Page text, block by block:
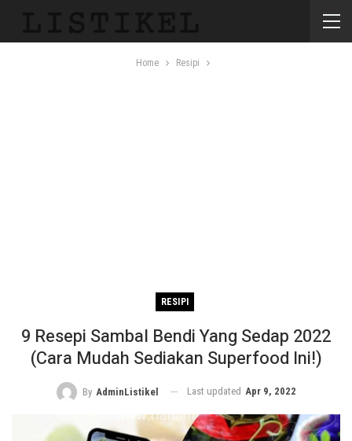
Home Resipi
RESIPI
9 Resepi Sambal Bendi Yang Sedap 2022
(Cara Mudah Sediakan Superfood Ini!)
By AdminListikel Last updated Apr 9, 2022